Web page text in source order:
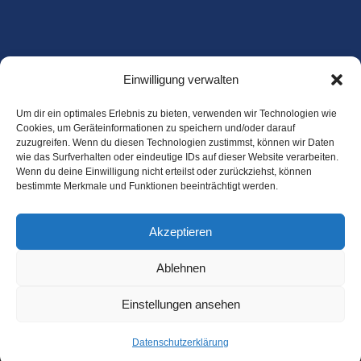
Einwilligung verwalten
Um dir ein optimales Erlebnis zu bieten, verwenden wir Technologien wie
Cookies, um Geräteinformationen zu speichern und/oder darauf
zuzugreifen. Wenn du diesen Technologien zustimmst, können wir Daten
wie das Surfverhalten oder eindeutige IDs auf dieser Website verarbeiten.
Wenn du deine Einwilligung nicht erteilst oder zurückziehst, können
bestimmte Merkmale und Funktionen beeinträchtigt werden.
Akzeptieren
Ablehnen
Einstellungen ansehen
Datenschutzerklärung
Blitzschutz & Metallbau Christian Arndt
Hauptstraße 6
16727 Oberkrämer OT Schwante
Tel.: +49 33055 21990
Rechte vorbehalten.